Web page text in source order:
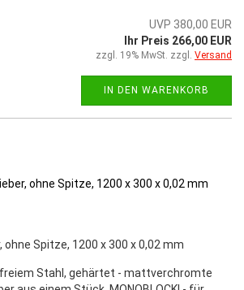
UVP 380,00 EUR
Ihr Preis 266,00 EUR
zzgl. 19% MwSt. zzgl. Versand
IN DEN WARENKORB
Spitze, 1200 x 300 x 0,02 mm
Stahl, gehärtet - mattverchromte